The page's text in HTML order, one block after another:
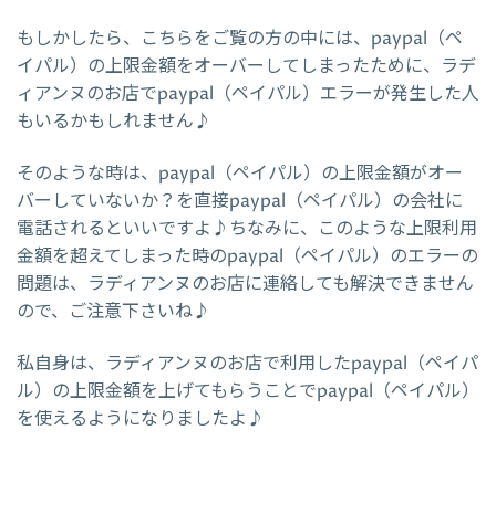
もしかしたら、こちらをご覧の方の中には、paypal（ペ
イパル）の上限金額をオーバーしてしまったために、ラデ
ィアンヌのお店でpaypal（ペイパル）エラーが発生した人
もいるかもしれません♪
そのような時は、paypal（ペイパル）の上限金額がオー
バーしていないか？を直接paypal（ペイパル）の会社に
電話されるといいですよ♪ちなみに、このような上限利用
金額を超えてしまった時のpaypal（ペイパル）のエラーの
問題は、ラディアンヌのお店に連絡しても解決できません
ので、ご注意下さいね♪
私自身は、ラディアンヌのお店で利用したpaypal（ペイパ
ル）の上限金額を上げてもらうことでpaypal（ペイパル）
を使えるようになりましたよ♪